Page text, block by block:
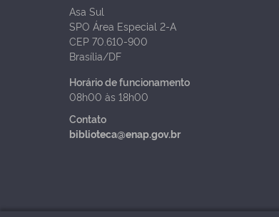
Asa Sul
SPO Área Especial 2-A
CEP 70.610-900
Brasília/DF
Horário de funcionamento
08h00 às 18h00
Contato
biblioteca@enap.gov.br